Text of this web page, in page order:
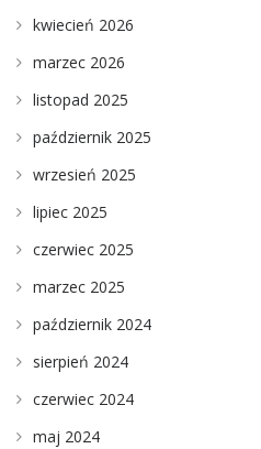
kwiecień 2026
marzec 2026
listopad 2025
październik 2025
wrzesień 2025
lipiec 2025
czerwiec 2025
marzec 2025
październik 2024
sierpień 2024
czerwiec 2024
maj 2024